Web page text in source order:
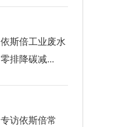
依斯倍工业废水
零排降碳减...
专访依斯倍常